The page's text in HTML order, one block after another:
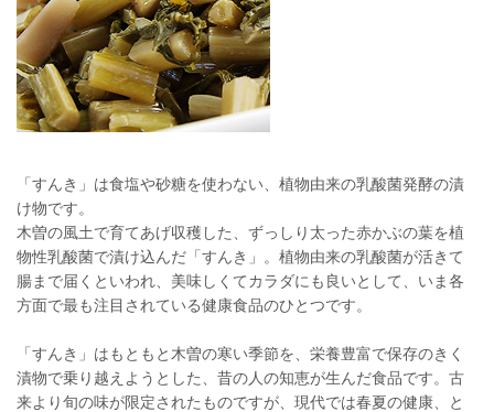
「すんき」は食塩や砂糖を使わない、植物由来の乳酸菌発酵の漬
け物です。
木曽の風土で育てあげ収穫した、ずっしり太った赤かぶの葉を植
物性乳酸菌で漬け込んだ「すんき」。植物由来の乳酸菌が活きて
腸まで届くといわれ、美味しくてカラダにも良いとして、いま各
方面で最も注目されている健康食品のひとつです。
「すんき」はもともと木曽の寒い季節を、栄養豊富で保存のきく
漬物で乗り越えようとした、昔の人の知恵が生んだ食品です。古
来より旬の味が限定されたものですが、現代では春夏の健康、と